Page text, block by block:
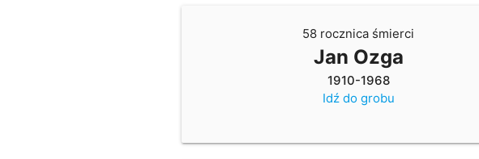
58 rocznica śmierci
Jan Ozga
1910-1968
Idź do grobu